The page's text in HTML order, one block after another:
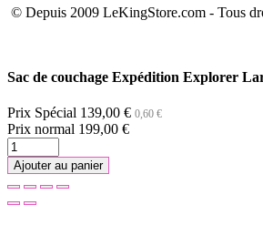
© Depuis 2009 LeKingStore.com - Tous
Sac de couchage Expédition Explorer
Prix Spécial 139,00 € 0,60 €
Prix normal 199,00 €
Ajouter au panier